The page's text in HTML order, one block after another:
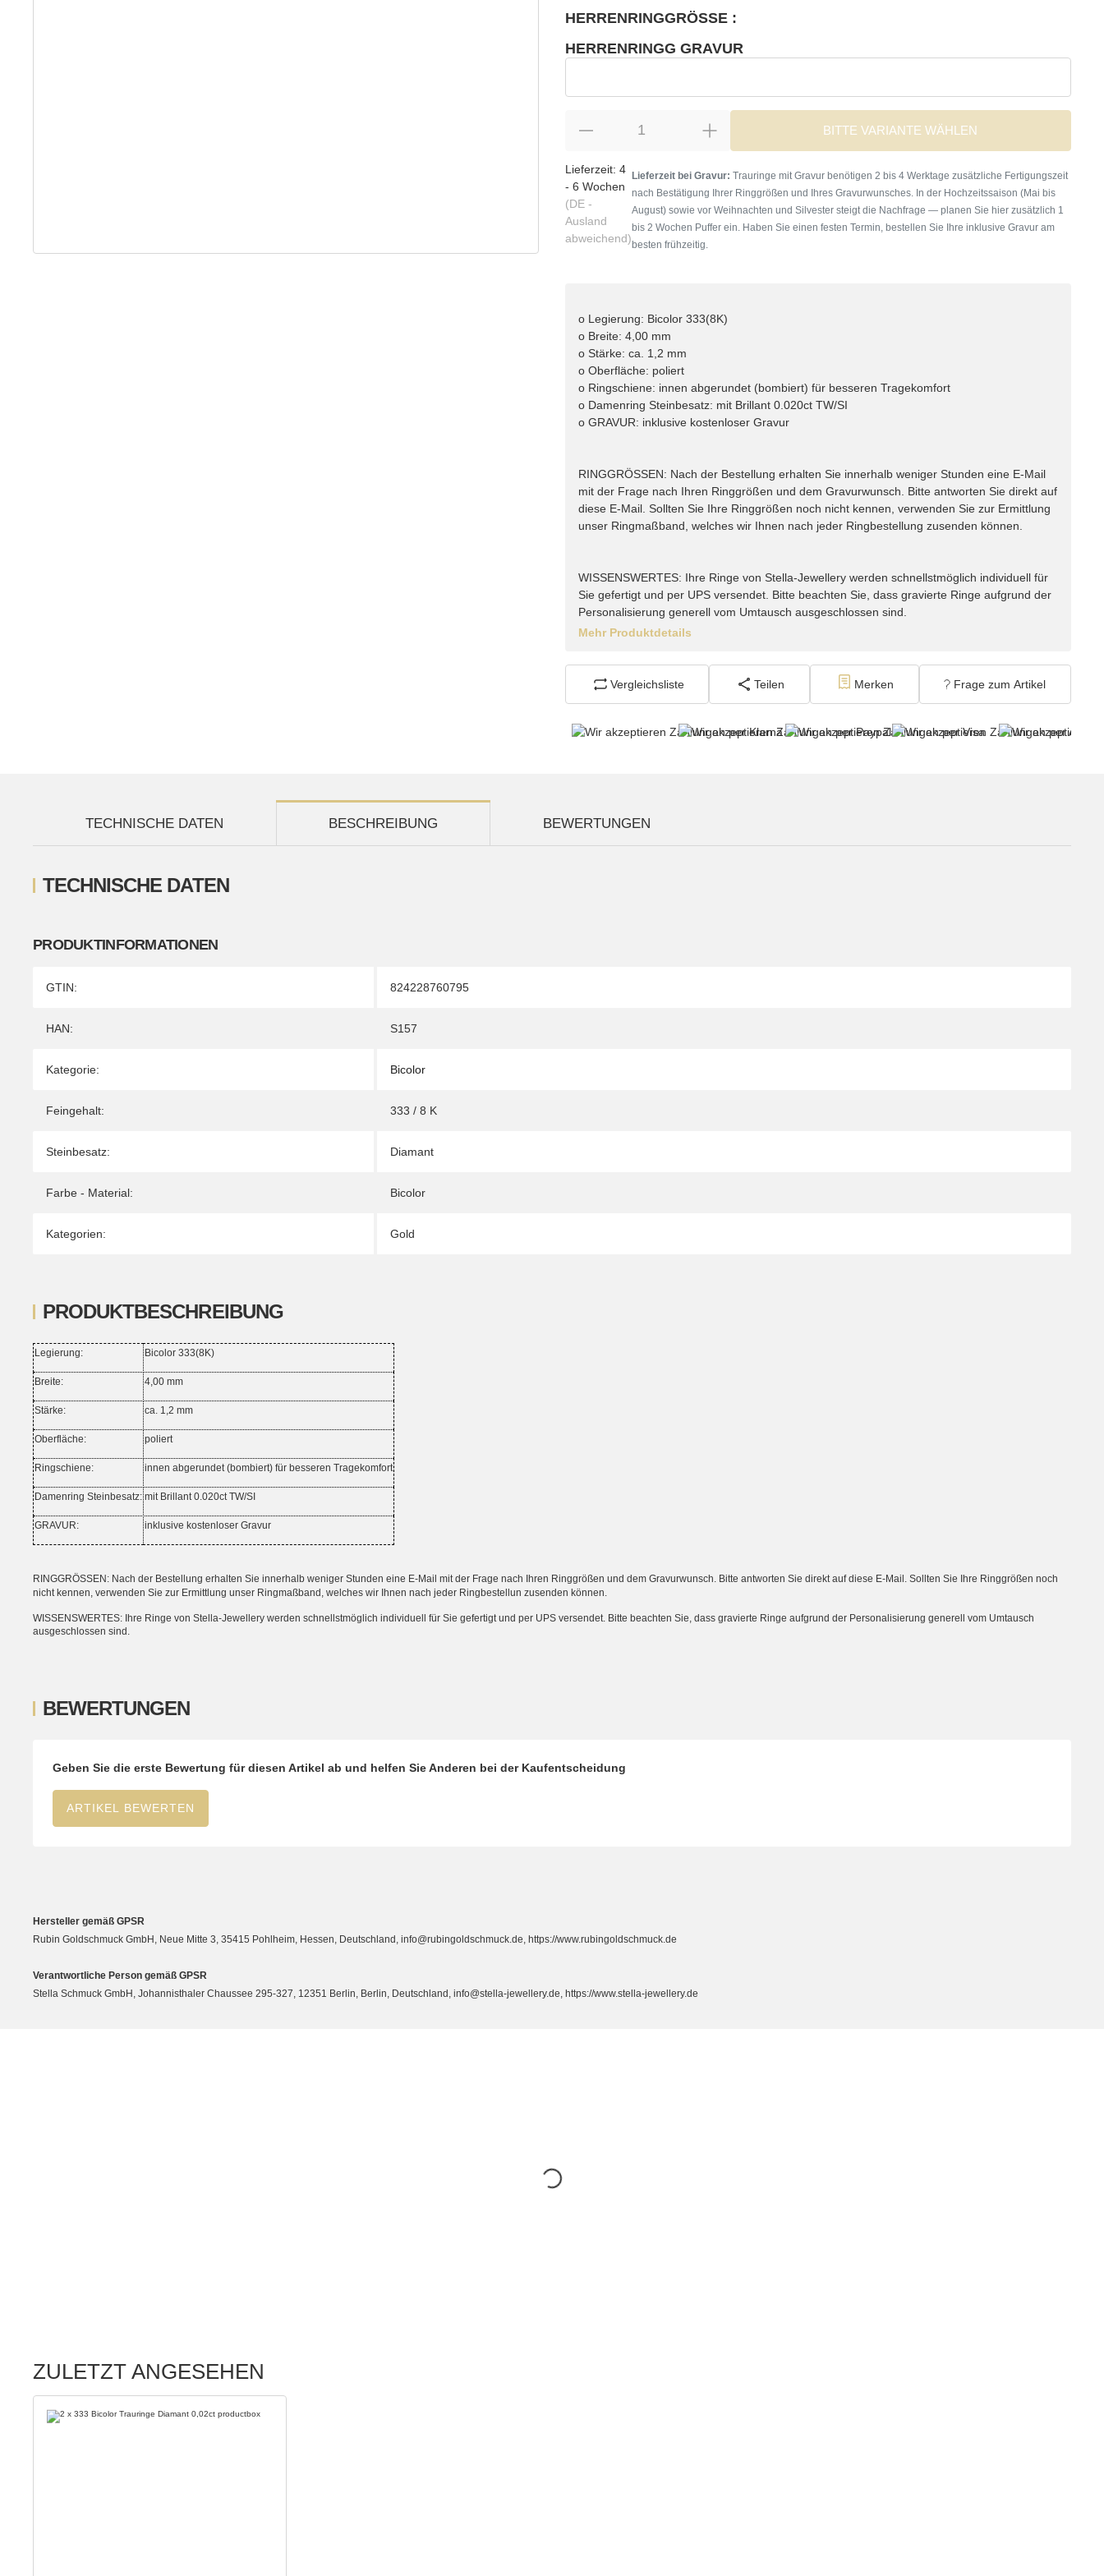
HERRENRINGGRÖSSE :
HERRENRINGG GRAVUR
BITTE VARIANTE WÄHLEN
Lieferzeit: 4
- 6 Wochen
(DE -
Ausland
abweichend)
Lieferzeit bei Gravur: Trauringe mit Gravur benötigen 2 bis 4 Werktage zusätzliche Fertigungszeit
nach Bestätigung Ihrer Ringgrößen und Ihres Gravurwunsches. In der Hochzeitssaison (Mai bis
August) sowie vor Weihnachten und Silvester steigt die Nachfrage — planen Sie hier zusätzlich 1
bis 2 Wochen Puffer ein. Haben Sie einen festen Termin, bestellen Sie Ihre inklusive Gravur am
besten frühzeitig.
o Legierung: Bicolor 333(8K)
o Breite: 4,00 mm
o Stärke: ca. 1,2 mm
o Oberfläche: poliert
o Ringschiene: innen abgerundet (bombiert) für besseren Tragekomfort
o Damenring Steinbesatz: mit Brillant 0.020ct TW/SI
o GRAVUR: inklusive kostenloser Gravur
RINGGRÖSSEN: Nach der Bestellung erhalten Sie innerhalb weniger Stunden eine E-Mail
mit der Frage nach Ihren Ringgrößen und dem Gravurwunsch. Bitte antworten Sie direkt auf
diese E-Mail. Sollten Sie Ihre Ringgrößen noch nicht kennen, verwenden Sie zur Ermittlung
unser Ringmaßband, welches wir Ihnen nach jeder Ringbestellung zusenden können.
WISSENSWERTES: Ihre Ringe von Stella-Jewellery werden schnellstmöglich individuell für
Sie gefertigt und per UPS versendet. Bitte beachten Sie, dass gravierte Ringe aufgrund der
Personalisierung generell vom Umtausch ausgeschlossen sind.
Mehr Produktdetails
Vergleichsliste Teilen Merken Frage zum Artikel
TECHNISCHE DATEN BESCHREIBUNG BEWERTUNGEN
TECHNISCHE DATEN
PRODUKTINFORMATIONEN
Produkteigenschaft
Wert
GTIN: 824228760795
HAN: S157
Kategorie: Bicolor
Feingehalt: 333 / 8 K
Steinbesatz: Diamant
Farbe - Material: Bicolor
Kategorien: Gold
PRODUKTBESCHREIBUNG
Legierung: Bicolor 333(8K)
Breite: 4,00 mm
Stärke: ca. 1,2 mm
Oberfläche: poliert
Ringschiene: innen abgerundet (bombiert) für besseren Tragekomfort
Damenring Steinbesatz: mit Brillant 0.020ct TW/SI
GRAVUR: inklusive kostenloser Gravur
RINGGRÖSSEN: Nach der Bestellung erhalten Sie innerhalb weniger Stunden eine E-Mail mit der Frage nach Ihren Ringgrößen und dem Gravurwunsch. Bitte antworten Sie direkt auf diese E-Mail. Sollten Sie Ihre Ringgrößen noch
nicht kennen, verwenden Sie zur Ermittlung unser Ringmaßband, welches wir Ihnen nach jeder Ringbestellun zusenden können.
WISSENSWERTES: Ihre Ringe von Stella-Jewellery werden schnellstmöglich individuell für Sie gefertigt und per UPS versendet. Bitte beachten Sie, dass gravierte Ringe aufgrund der Personalisierung generell vom Umtausch
ausgeschlossen sind.
BEWERTUNGEN
Geben Sie die erste Bewertung für diesen Artikel ab und helfen Sie Anderen bei der Kaufentscheidung
ARTIKEL BEWERTEN
Hersteller gemäß GPSR
Rubin Goldschmuck GmbH, Neue Mitte 3, 35415 Pohlheim, Hessen, Deutschland, info@rubingoldschmuck.de, https://www.rubingoldschmuck.de
Verantwortliche Person gemäß GPSR
Stella Schmuck GmbH, Johannisthaler Chaussee 295-327, 12351 Berlin, Berlin, Deutschland, info@stella-jewellery.de, https://www.stella-jewellery.de
ZULETZT ANGESEHEN